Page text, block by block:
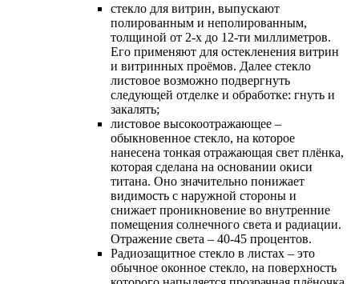
стекло для витрин, выпускают
полированным и неполированным,
толщиной от 2-х до 12-ти миллиметров.
Его применяют для остекленения витрин
и витринных проёмов. Далее стекло
листовое возможно подвергнуть
следующей отделке и oбработке: гнуть и
закалять;
листовое высокоотражающее –
обыкновенное стекло, на которое
нанесена тонкая отражающая свет плёнка,
которая сделана на основании окиси
титана. Оно значительно понижает
видимость с наружной стороны и
снижает проникновение во внутренние
помещения солнечного света и радиации.
Отражение света – 40-45 процентов.
Радиозащитное стекло в листах – это
обычное оконное стекло, на поверхность